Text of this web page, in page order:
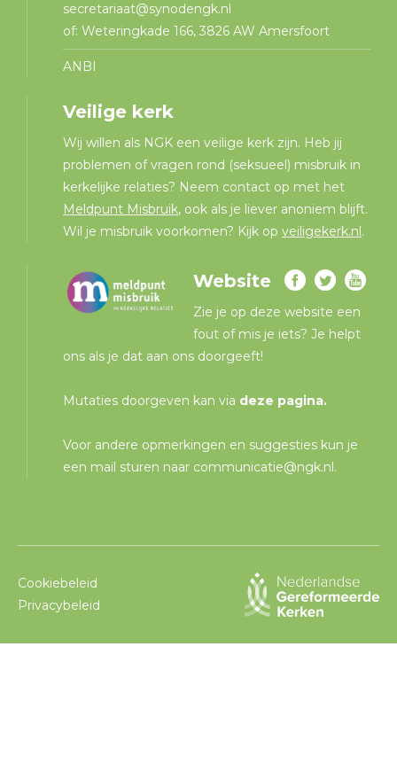
secretariaat@synodengk.nl
of: Weteringkade 166, 3826 AW Amersfoort
ANBI
Veilige kerk
Wij willen als NGK een veilige kerk zijn. Heb jij
problemen of vragen rond (seksueel) misbruik in
kerkelijke relaties? Neem contact op met het
Meldpunt Misbruik, ook als je liever anoniem blijft.
Wil je misbruik voorkomen? Kijk opveiligekerk.nl .
Website
Zie je op deze website een
fout of mis je iets? Je helpt
ons als je dat aan ons doorgeeft!
Mutaties doorgeven kan via deze pagina.
Voor andere opmerkingen en suggesties kun je
een mail sturen naar communicatie@ngk.nl .
Cookiebeleid
Privacybeleid